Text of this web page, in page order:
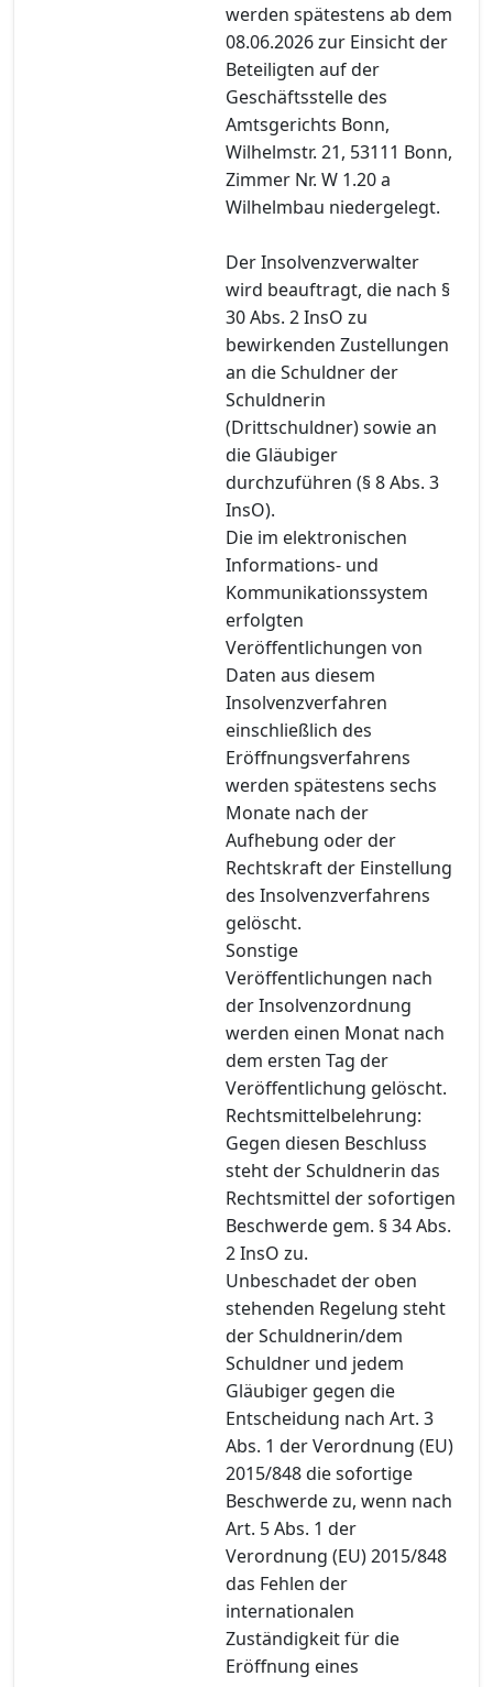
werden spätestens ab dem
08.06.2026 zur Einsicht der
Beteiligten auf der
Geschäftsstelle des
Amtsgerichts Bonn,
Wilhelmstr. 21, 53111 Bonn,
Zimmer Nr. W 1.20 a
Wilhelmbau niedergelegt.
Der Insolvenzverwalter
wird beauftragt, die nach §
30 Abs. 2 InsO zu
bewirkenden Zustellungen
an die Schuldner der
Schuldnerin
(Drittschuldner) sowie an
die Gläubiger
durchzuführen (§ 8 Abs. 3
InsO).
Die im elektronischen
Informations- und
Kommunikationssystem
erfolgten
Veröffentlichungen von
Daten aus diesem
Insolvenzverfahren
einschließlich des
Eröffnungsverfahrens
werden spätestens sechs
Monate nach der
Aufhebung oder der
Rechtskraft der Einstellung
des Insolvenzverfahrens
gelöscht.
Sonstige
Veröffentlichungen nach
der Insolvenzordnung
werden einen Monat nach
dem ersten Tag der
Veröffentlichung gelöscht.
Rechtsmittelbelehrung:
Gegen diesen Beschluss
steht der Schuldnerin das
Rechtsmittel der sofortigen
Beschwerde gem. § 34 Abs.
2 InsO zu.
Unbeschadet der oben
stehenden Regelung steht
der Schuldnerin/dem
Schuldner und jedem
Gläubiger gegen die
Entscheidung nach Art. 3
Abs. 1 der Verordnung (EU)
2015/848 die sofortige
Beschwerde zu, wenn nach
Art. 5 Abs. 1 der
Verordnung (EU) 2015/848
das Fehlen der
internationalen
Zuständigkeit für die
Eröffnung eines